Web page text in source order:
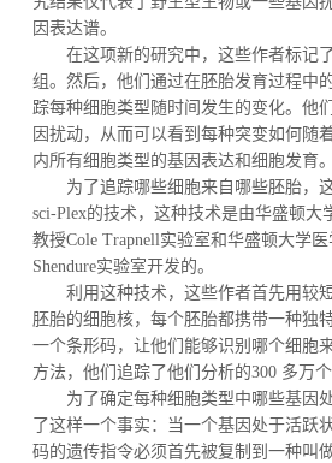
因表达谱。
在这项新的研究中，这些作者标记
组。然后，他们通过在胚胎发育过程中
踪每种细胞类型随时间发生的变化。他
因扰动，从而可以看到每种突变如何随
内所有细胞类型的基因表达和细胞发育。
为了追踪哪些细胞来自哪些胚胎，
sci-Plex的技术，这种技术是由华盛顿大
教授Cole Trapnell实验室和华盛顿大学
Shendure实验室开发的。
利用这种技术，这些作者首先用较
胚胎的细胞核，每个胚胎都携带一种独
一个条形码，让他们能够识别哪个细胞
方法，他们追踪了他们分析的300 多万个
为了确定每种细胞类型中哪些基因
了这样一个事实：当一个基因处于活跃
码的遗传指令必须首先被复制到一种叫